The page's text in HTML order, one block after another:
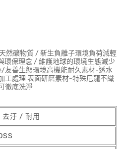
然礦物質 / 新生負離子環境負荷減輕
環保理念 / 維護地球的環境生態減少
友善生態環境高機能耐久素材-透水
工處理 表面研磨素材-特殊尼龍不織
徹底洗淨
汙 / 耐用